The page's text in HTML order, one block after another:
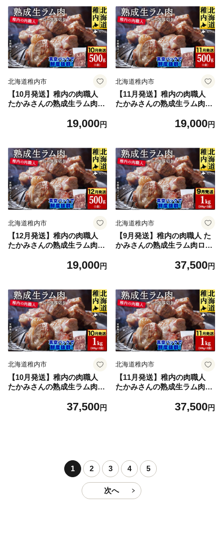
北海道稚内市
【10月発送】稚内の肉職人
たかみさんの熟成生ラム肉ロ
19,000円
北海道稚内市
【11月発送】稚内の肉職人
たかみさんの熟成生ラム肉ロ
19,000円
北海道稚内市
【12月発送】稚内の肉職人
たかみさんの熟成生ラム肉ロ
19,000円
北海道稚内市
【9月発送】稚内の肉職人 た
かみさんの熟成生ラム肉ロー
37,500円
北海道稚内市
【10月発送】稚内の肉職人
たかみさんの熟成生ラム肉ロ
37,500円
北海道稚内市
【11月発送】稚内の肉職人
たかみさんの熟成生ラム肉ロ
37,500円
1 2 3 4 5
次へ